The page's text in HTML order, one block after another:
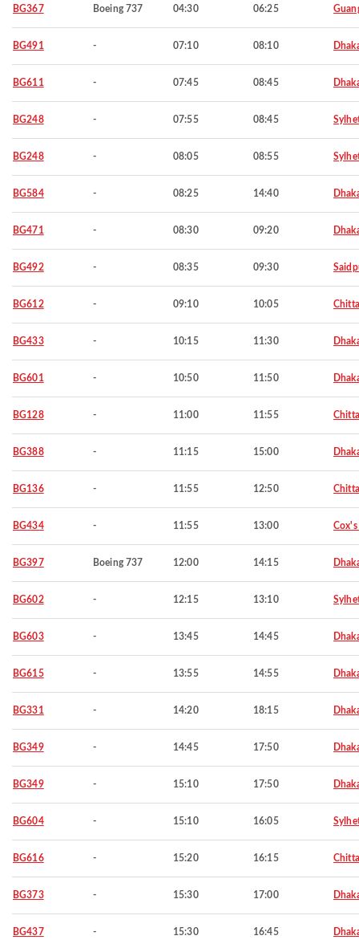
BG367 Boeing 737 04:30 06:25
BG491 - 07:10 08:10
BG611 - 07:45 08:45
BG248 - 07:55 08:45
BG248 - 08:05 08:55
BG584 - 08:25 14:40
BG471 - 08:30 09:20
BG492 - 08:35 09:30
BG612 - 09:10 10:05
BG433 - 10:15 11:30
BG601 - 10:50 11:50
BG128 - 11:00 11:55
BG388 - 11:15 15:00
BG136 - 11:55 12:50
BG434 - 11:55 13:00 Cox's
BG397 Boeing 737 12:00 14:15
BG602 - 12:15 13:10
BG603 - 13:45 14:45
BG615 - 13:55 14:55
BG331 - 14:20 18:15
BG349 - 14:45 17:50
BG349 - 15:10 17:50
BG604 - 15:10 16:05
BG616 - 15:20 16:15
BG373 - 15:30 17:00
BG437 - 15:30 16:45